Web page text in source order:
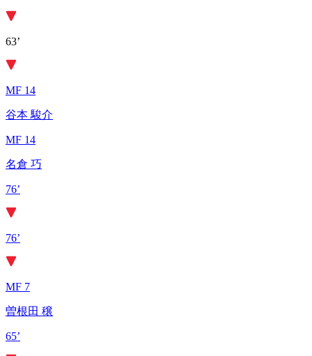
63’
MF 14
谷本 駿介
MF 14
名倉 巧
76’
76’
MF 7
曽根田 穣
65’